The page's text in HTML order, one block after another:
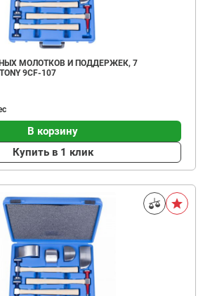
МОЛОТКОВ И ПОДДЕРЖЕК, 7
9CF-107
В корзину
Купить в 1 клик